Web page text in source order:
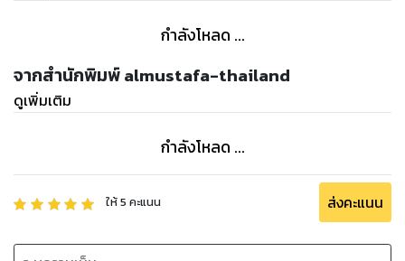
กำลังโหลด ...
จากสำนักพิมพ์ almustafa-thailand
ดูเพิ่มเติม
กำลังโหลด ...
ให้5 คะแนน ส่งคะแนน